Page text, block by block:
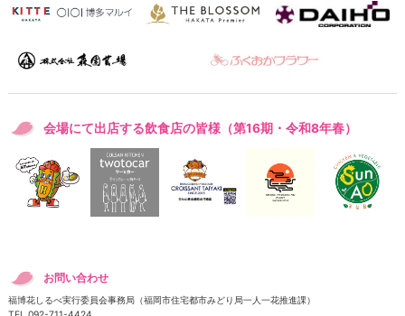
会場にて出店する飲食店の皆様（第16期・令和8年春）
お問い合わせ
福博花しるべ実行委員会事務局（福岡市住宅都市みどり局一人一花推進課）